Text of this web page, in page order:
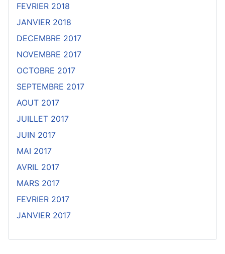
FEVRIER 2018
JANVIER 2018
DECEMBRE 2017
NOVEMBRE 2017
OCTOBRE 2017
SEPTEMBRE 2017
AOUT 2017
JUILLET 2017
JUIN 2017
MAI 2017
AVRIL 2017
MARS 2017
FEVRIER 2017
JANVIER 2017